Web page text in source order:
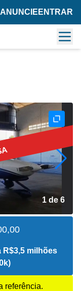
ANUNCIE ENTRAR
2 de 6
R$3,5 milhões
referência.